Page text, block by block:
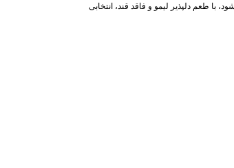
این محصول که در بسته‌بندی 10 عددی ویال خوراکی تک‌دوز عرضه می‌شود، با طعم دلپذیر لیمو و فاقد قند، انتخابی